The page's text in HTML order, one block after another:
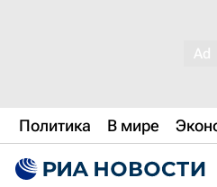
Политика В мире